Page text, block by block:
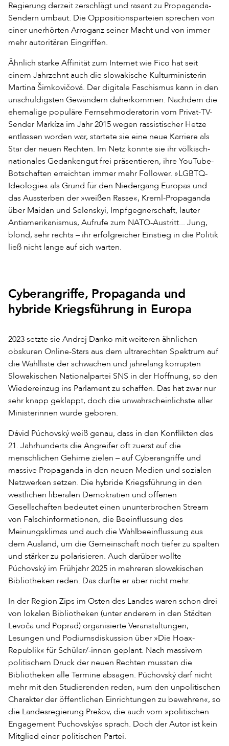
Regierung derzeit zerschlägt und rasant zu Propaganda-
Sendern umbaut. Die Oppositionsparteien sprechen von
einer unerhörten Arroganz seiner Macht und von immer
mehr autoritären Eingriffen.
Ähnlich starke Affinität zum Internet wie Fico hat seit
einem Jahrzehnt auch die slowakische Kulturministerin
Martina Šimkovičová. Der digitale Faschismus kann in den
unschuldigsten Gewändern daherkommen. Nachdem die
ehemalige populäre Fernsehmoderatorin vom Privat-TV-
Sender Markíza im Jahr 2015 wegen rassistischer Hetze
entlassen worden war, startete sie eine neue Karriere als
Star der neuen Rechten. Im Netz konnte sie ihr völkisch-
nationales Gedankengut frei präsentieren, ihre YouTube-
Botschaften erreichten immer mehr Follower. »LGBTQ-
Ideologie« als Grund für den Niedergang Europas und
das Aussterben der »weißen Rasse«, Kreml-Propaganda
über Maidan und Selenskyi, Impfgegnerschaft, lauter
Antiamerikanismus, Aufrufe zum NATO-Austritt... Jung,
blond, sehr rechts – ihr erfolgreicher Einstieg in die Politik
ließ nicht lange auf sich warten.
Cyberangriffe, Propaganda und
hybride Kriegsführung in Europa
2023 setzte sie Andrej Danko mit weiteren ähnlichen
obskuren Online-Stars aus dem ultrarechten Spektrum auf
die Wahlliste der schwachen und jahrelang korrupten
Slowakischen Nationalpartei SNS in der Hoffnung, so den
Wiedereinzug ins Parlament zu schaffen. Das hat zwar nur
sehr knapp geklappt, doch die unwahrscheinlichste aller
Ministerinnen wurde geboren.
Dávid Púchovský weiß genau, dass in den Konflikten des
21. Jahrhunderts die Angreifer oft zuerst auf die
menschlichen Gehirne zielen – auf Cyberangriffe und
massive Propaganda in den neuen Medien und sozialen
Netzwerken setzen. Die hybride Kriegsführung in den
westlichen liberalen Demokratien und offenen
Gesellschaften bedeutet einen ununterbrochen Stream
von Falschinformationen, die Beeinflussung des
Meinungsklimas und auch die Wahlbeeinflussung aus
dem Ausland, um die Gemeinschaft noch tiefer zu spalten
und stärker zu polarisieren. Auch darüber wollte
Púchovský im Frühjahr 2025 in mehreren slowakischen
Bibliotheken reden. Das durfte er aber nicht mehr.
In der Region Zips im Osten des Landes waren schon drei
von lokalen Bibliotheken (unter anderem in den Städten
Levoča und Poprad) organisierte Veranstaltungen,
Lesungen und Podiumsdiskussion über »Die Hoax-
Republik« für Schüler/-innen geplant. Nach massivem
politischem Druck der neuen Rechten mussten die
Bibliotheken alle Termine absagen. Púchovský darf nicht
mehr mit den Studierenden reden, »um den unpolitischen
Charakter der öffentlichen Einrichtungen zu bewahren«, so
die Landesregierung Prešov, die auch vom »politischen
Engagement Puchovskýs« sprach. Doch der Autor ist kein
Mitglied einer politischen Partei.